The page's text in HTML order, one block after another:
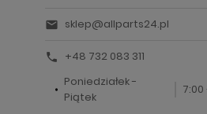
email sklep@allparts24.pl
call
+48 732 083 311
Poniedziałek -
Piątek
7:00